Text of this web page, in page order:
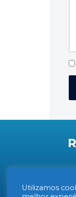
Utilizamos